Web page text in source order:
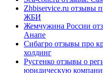
Zhbiservice.ru отзывы
ЖБИ
Жемчужина России
Анапе
Сибагро отзывы про
холдинг
Русгенко отзывы о
юридическую